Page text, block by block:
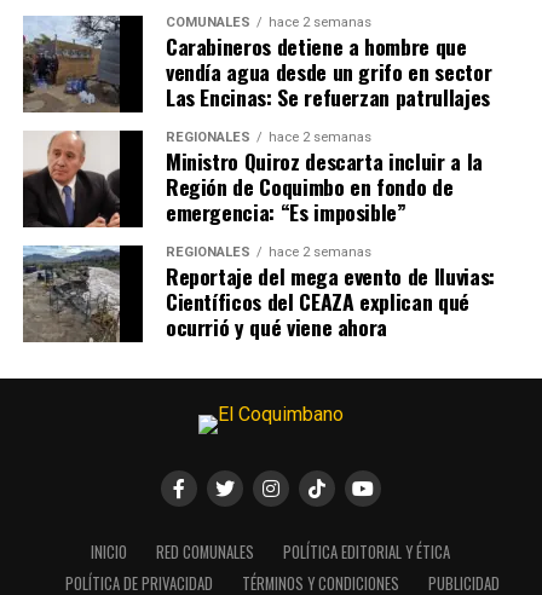
COMUNALES hace 2 semanas
Carabineros detiene a hombre que
vendía agua desde un grifo en sector
Las Encinas: Se refuerzan patrullajes
REGIONALES hace 2 semanas
Ministro Quiroz descarta incluir a la
Región de Coquimbo en fondo de
emergencia: “Es imposible”
REGIONALES hace 2 semanas
Reportaje del mega evento de lluvias:
Científicos del CEAZA explican qué
ocurrió y qué viene ahora
INICIO RED COMUNALES
POLÍTICA EDITORIAL Y ÉTICA
POLÍTICA DE PRIVACIDAD
TÉRMINOS Y CONDICIONES PUBLICIDAD